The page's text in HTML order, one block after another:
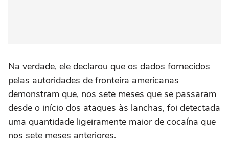
Na verdade, ele declarou que os dados fornecidos
pelas autoridades de fronteira americanas
demonstram que, nos sete meses que se passaram
desde o início dos ataques às lanchas, foi detectada
uma quantidade ligeiramente maior de cocaína que
nos sete meses anteriores.